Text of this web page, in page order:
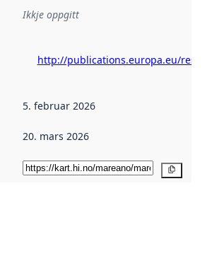
Ikkje oppgitt
http://publications.europa.eu/
5. februar 2026
20. mars 2026